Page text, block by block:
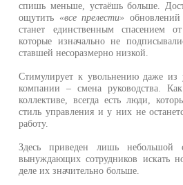
спишь меньше, устаёшь больше.
ощутить «все прелести»
станет единственным спасением
которые изначально не
ставшей несоразмерно низкой.
Стимулирует к увольнению даже из
компании – смена руководства.
коллективе, всегда есть люди,
стиль управления и у них не
работу.
Здесь приведен лишь небольшой
вынуждающих сотрудников искать
деле их значительно больше.